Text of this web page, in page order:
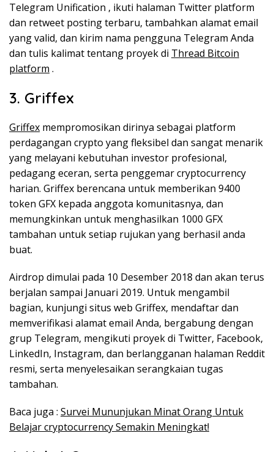
Telegram Unification , ikuti halaman Twitter platform
dan retweet posting terbaru, tambahkan alamat email
yang valid, dan kirim nama pengguna Telegram Anda
dan tulis kalimat tentang proyek di Thread Bitcoin
platform .
3. Griffex
Griffex mempromosikan dirinya sebagai platform
perdagangan crypto yang fleksibel dan sangat menarik
yang melayani kebutuhan investor profesional,
pedagang eceran, serta penggemar cryptocurrency
harian. Griffex berencana untuk memberikan 9400
token GFX kepada anggota komunitasnya, dan
memungkinkan untuk menghasilkan 1000 GFX
tambahan untuk setiap rujukan yang berhasil anda
buat.
Airdrop dimulai pada 10 Desember 2018 dan akan terus
berjalan sampai Januari 2019. Untuk mengambil
bagian, kunjungi situs web Griffex, mendaftar dan
memverifikasi alamat email Anda, bergabung dengan
grup Telegram, mengikuti proyek di Twitter, Facebook,
LinkedIn, Instagram, dan berlangganan halaman Reddit
resmi, serta menyelesaikan serangkaian tugas
tambahan.
Baca juga : Survei Mununjukan Minat Orang Untuk
Belajar cryptocurrency Semakin Meningkat!